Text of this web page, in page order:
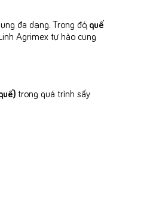
đa dạng. Trong đó, quế
Agrimex tự hào cung
trong quá trình sấy